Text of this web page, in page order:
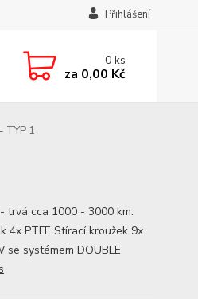
Přihlášení
0ks
za 0,00 Kč
TYP 1
trvá cca 1000 - 3000 km.
4x PTFE Stírací kroužek 9x
se systémem DOUBLE